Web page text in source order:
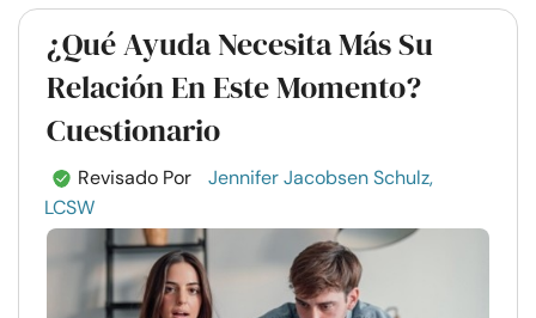
¿Qué Ayuda Necesita Más Su
Relación En Este Momento?
Cuestionario
Revisado Por
Jennifer Jacobsen Schulz,
LCSW